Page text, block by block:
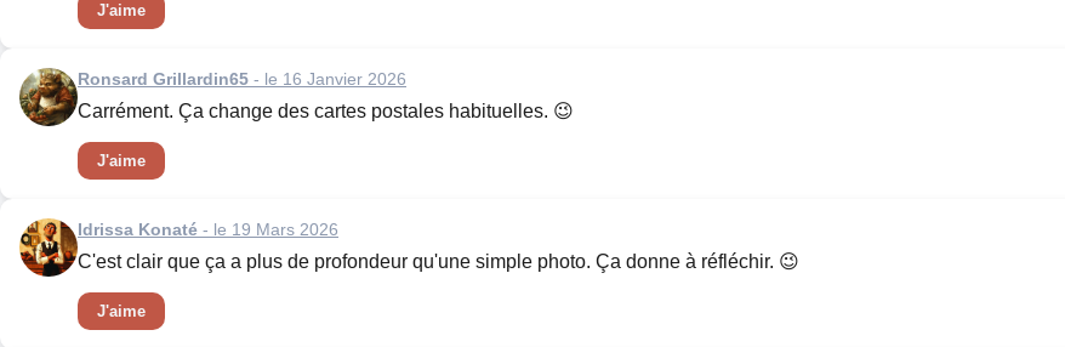
J'aime
Ronsard Grillardin65 - le 16 Janvier 2026
Carrément. Ça change des cartes postales habituelles. 😉
J'aime
Idrissa Konaté - le 19 Mars 2026
C'est clair que ça a plus de profondeur qu'une simple photo. Ça donne à réfléchir. 😉
J'aime